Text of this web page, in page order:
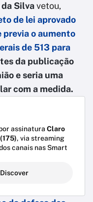
Silvavetou,
de lei aprovado
previa o aumento
de 513 para
da publicação
e seria uma
com a medida.
assinatura Claro
, via streaming
canais nas Smart